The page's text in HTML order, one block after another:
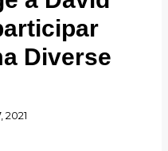
Diverse
2021